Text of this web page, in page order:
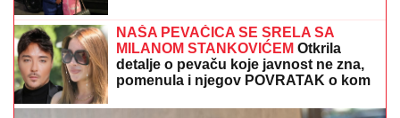
istina"
NAŠA PEVAČICA SE SRELA SA
MILANOM STANKOVIĆEM Otkrila
detalje o pevaču koje javnost ne zna,
pomenula i njegov POVRATAK o kom